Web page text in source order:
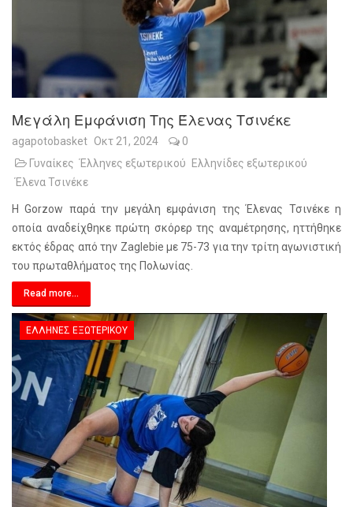
Μεγάλη Εμφάνιση Της Έλενας Τσινέκε
agapotobasket Οκτ 21, 2024
0
Γυναίκες Έλληνες εξωτερικού
Ελληνίδες εξωτερικού
Έλενα Τσινέκε
Η Gorzow παρά την μεγάλη εμφάνιση της Έλενας Τσινέκε η
οποία αναδείχθηκε πρώτη σκόρερ της αναμέτρησης, ηττήθηκε
εκτός έδρας από την Zaglebie με 75-73 για την τρίτη αγωνιστική
του πρωταθλήματος της Πολωνίας.
Read more...
ΈΛΛΗΝΕΣ ΕΞΩΤΕΡΙΚΟΎ